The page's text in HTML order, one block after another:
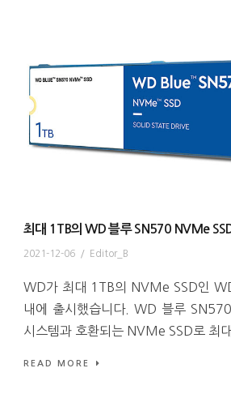
최대 1TB의 WD 블루 SN570 NVMe
2021-12-06 / Editor_B
WD가 최대 1TB의 NVMe SSD인
내에 출시했습니다. WD 블루
시스템과 호환되는 NVMe SSD로 최대
READ MORE